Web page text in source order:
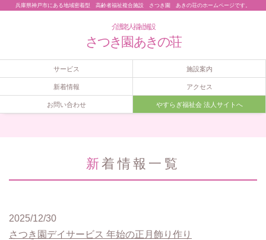
兵庫県神戸市にある地域密着型 高齢者福祉複合施設 さつき園 あきの荘のホームページです。
介護老人福祉施設
さつき園 あきの荘
サービス 施設案内
新着情報 アクセス
お問い合わせ やすらぎ福祉会 法人サイトへ
新着情報一覧
2025/12/30
さつき園デイサービス 年始の正月飾り作り